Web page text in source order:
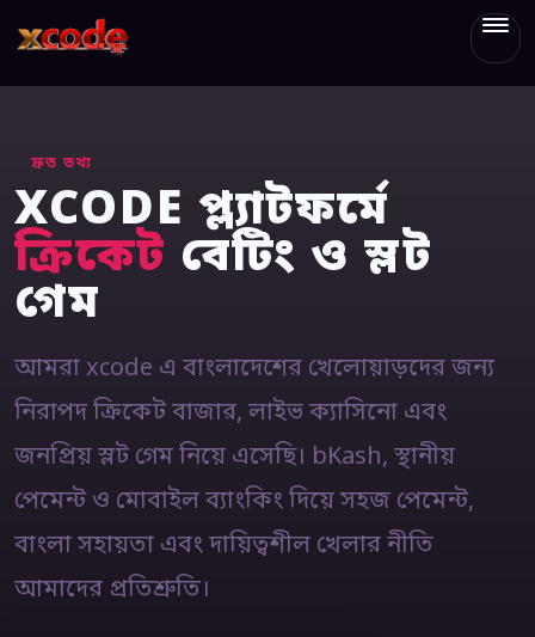
দ্রুত তথ্য
XCODE প্ল্যাটফর্মে
ক্রিকেট বেটিং ও স্লট
গেম
আমরা xcode এ বাংলাদেশের খেলোয়াড়দের জন্য
নিরাপদ ক্রিকেট বাজার, লাইভ ক্যাসিনো এবং
জনপ্রিয় স্লট গেম নিয়ে এসেছি। bKash, স্থানীয়
পেমেন্ট ও মোবাইল ব্যাংকিং দিয়ে সহজ পেমেন্ট,
বাংলা সহায়তা এবং দায়িত্বশীল খেলার নীতি
আমাদের প্রতিশ্রুতি।